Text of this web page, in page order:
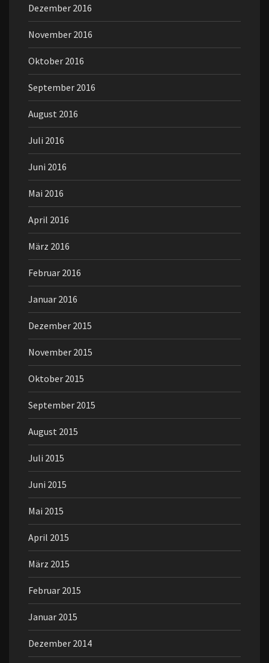
Dezember 2016
November 2016
Oktober 2016
September 2016
August 2016
Juli 2016
Juni 2016
Mai 2016
April 2016
März 2016
Februar 2016
Januar 2016
Dezember 2015
November 2015
Oktober 2015
September 2015
August 2015
Juli 2015
Juni 2015
Mai 2015
April 2015
März 2015
Februar 2015
Januar 2015
Dezember 2014